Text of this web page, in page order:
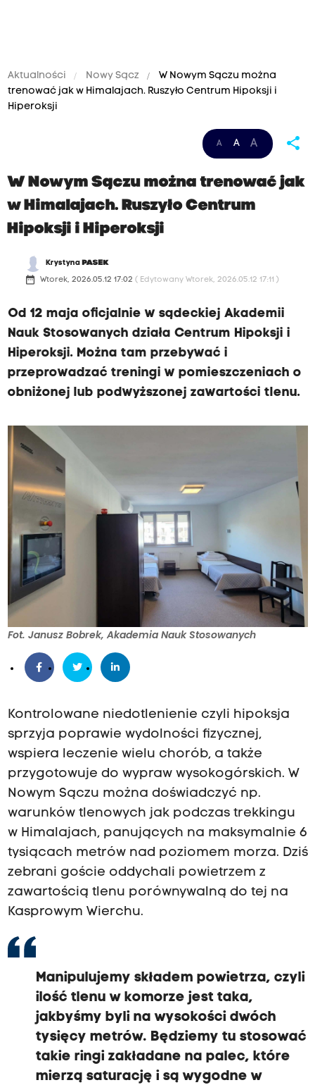
Aktualności Nowy Sącz
W Nowym Sączu można
trenować jak w Himalajach. Ruszyło Centrum Hipoksji i
Hiperoksji
A A A share
W Nowym Sączu można trenować jak
w Himalajach. Ruszyło Centrum
Hipoksji i Hiperoksji
Krystyna PASEK
date_range Wtorek, 2026.05.12 17:02 ( Edytowany Wtorek, 2026.05.12 17:11 )
Od 12 maja oficjalnie w sądeckiej Akademii
Nauk Stosowanych działa Centrum Hipoksji i
Hiperoksji. Można tam przebywać i
przeprowadzać treningi w pomieszczeniach o
obniżonej lub podwyższonej zawartości tlenu.
Fot. Janusz Bobrek, Akademia Nauk Stosowanych
Kontrolowane niedotlenienie czyli hipoksja
sprzyja poprawie wydolności fizycznej,
wspiera leczenie wielu chorób, a także
przygotowuje do wypraw wysokogórskich. W
Nowym Sączu można doświadczyć np.
warunków tlenowych jak podczas trekkingu
w Himalajach, panujących na maksymalnie 6
tysiącach metrów nad poziomem morza. Dziś
zebrani goście oddychali powietrzem z
zawartością tlenu porównywalną do tej na
Kasprowym Wierchu.
Manipulujemy składem powietrza, czyli
ilość tlenu w komorze jest taka,
jakbyśmy byli na wysokości dwóch
tysięcy metrów. Będziemy tu stosować
takie ringi zakładane na palec, które
mierzą saturację i są wygodne w